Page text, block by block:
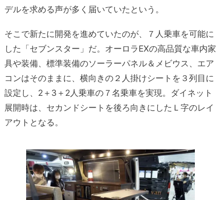
デルを求める声が多く届いていたという。
そこで新たに開発を進めていたのが、７人乗車を可能に
した「セブンスター」だ。オーロラEXの高品質な車内家
具や装備、標準装備のソーラーパネル＆メビウス、エア
コンはそのままに、横向きの２人掛けシートを３列目に
設定し、2＋3＋2人乗車の７名乗車を実現。ダイネット
展開時は、セカンドシートを後ろ向きにしたＬ字のレイ
アウトとなる。